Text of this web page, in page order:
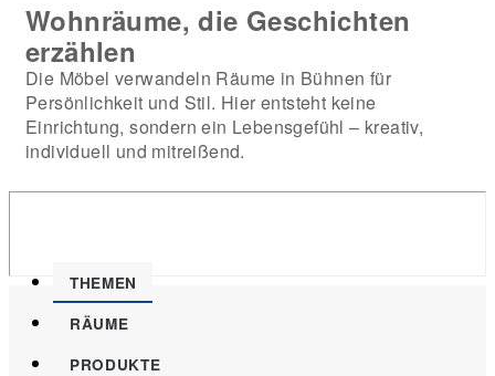
Wohnräume, die Geschichten
erzählen
Die Möbel verwandeln Räume in Bühnen für
Persönlichkeit und Stil. Hier entsteht keine
Einrichtung, sondern ein Lebensgefühl – kreativ,
individuell und mitreißend.
THEMEN
RÄUME
PRODUKTE